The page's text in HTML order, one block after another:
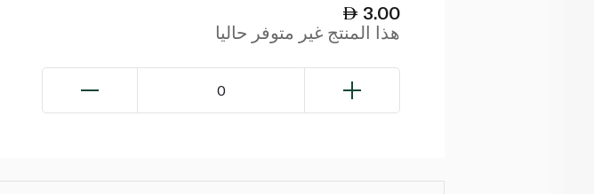
3.00
هذا المنتج غير متوفر حاليا
0